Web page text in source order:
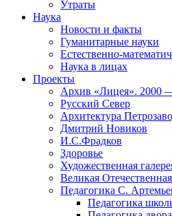
Утраты
Наука
Новости и факты
Гуманитарные науки
Естественно-
Наука в лицах
Проекты
Архив «Лицея». 2000
Русский Север
Архитектура
Дмитрий Новиков
И.С.Фрадков
Здоровье
Художественная
Великая
Педагогика С.
Педагогика